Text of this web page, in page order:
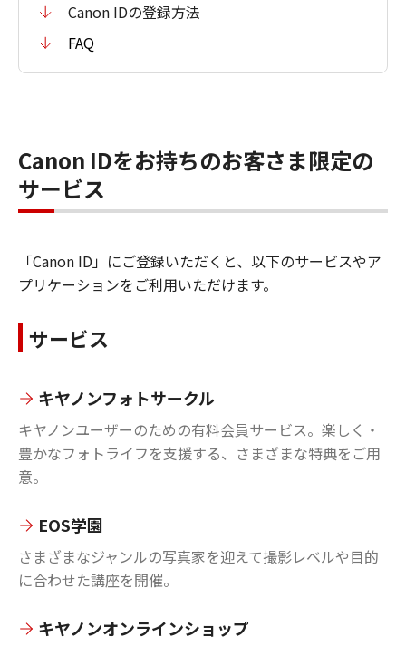
Canon IDの登録方法
FAQ
Canon IDをお持ちのお客さま限定の
サービス
「Canon ID」にご登録いただくと、以下のサービスやア
プリケーションをご利用いただけます。
サービス
キヤノンフォトサークル
キヤノンユーザーのための有料会員サービス。楽しく・
豊かなフォトライフを支援する、さまざまな特典をご用
意。
EOS学園
さまざまなジャンルの写真家を迎えて撮影レベルや目的
に合わせた講座を開催。
キヤノンオンラインショップ